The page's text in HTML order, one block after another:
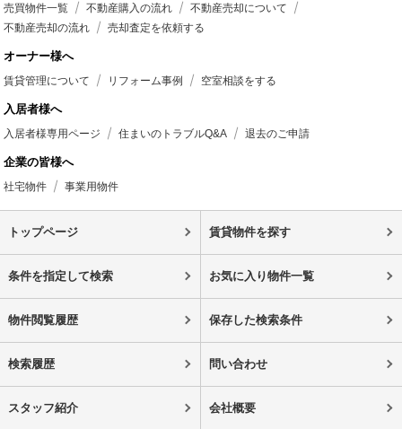
売買物件一覧 不動産購入の流れ
不動産売却について
不動産売却の流れ
売却査定を依頼する
オーナー様へ
賃貸管理について リフォーム事例 空室相談をする
入居者様へ
入居者様専用ページ 住まいのトラブルQ&A 退去のご申請
企業の皆様へ
社宅物件 事業用物件
トップページ 賃貸物件を探す
条件を指定して検索 お気に入り物件一覧
物件閲覧履歴 保存した検索条件
検索履歴 問い合わせ
スタッフ紹介 会社概要